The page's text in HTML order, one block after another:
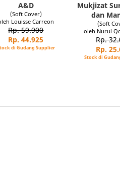
A&D
(Soft Cover)
Louisse Carreon
Rp. 59.900
Rp. 44.925
di Gudang Supplier
Mukjizat
dan
(Soft
oleh Nurul
Rp.
Rp.
Stock di